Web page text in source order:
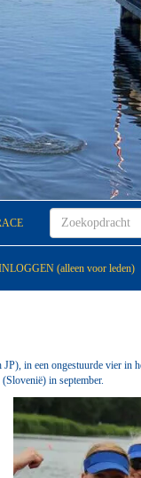
(alleen voor leden)
in een ongestuurde vier in
in september.